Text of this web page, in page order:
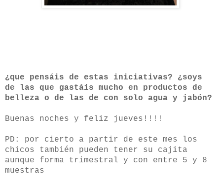
¿que pensáis de estas iniciativas? ¿soys
de las que gastáis mucho en productos de
belleza o de las de con solo agua y jabón?
Buenas noches y feliz jueves!!!!
PD: por cierto a partir de este mes los
chicos también pueden tener su cajita
aunque forma trimestral y con entre 5 y 8
muestras